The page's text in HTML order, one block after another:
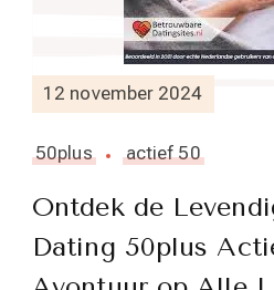
12 november 2024
50plus actief 50
Ontdek de
Dating 50plus